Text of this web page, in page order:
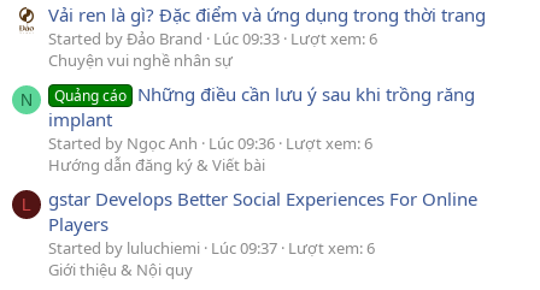
Vải ren là gì? Đặc điểm và ứng dụng trong thời trang
Started by Đảo Brand Lúc 09:33 Lượt xem: 6
Chuyện vui nghề nhân sự
N Quảng cáo Những điều cần lưu ý sau khi trồng răng
implant
Started by Ngọc Anh Lúc 09:36 Lượt xem: 6
Hướng dẫn đăng ký & Viết bài
L
gstar Develops Better Social Experiences For Online
Players
Started by luluchiemi Lúc 09:37 Lượt xem: 6
Giới thiệu & Nội quy